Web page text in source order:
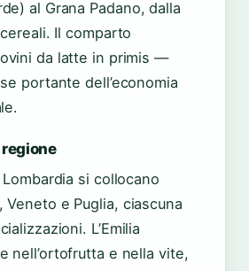
al Grana Padano, dalla
Il comparto
da latte in primis —
portante dell’economia
si collocano
Veneto e Puglia, ciascuna
L’Emilia
nell’ortofrutta e nella vite,